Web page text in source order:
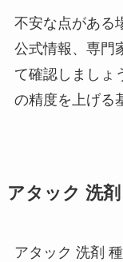
不安な点がある
公式情報、専門
て確認しましょ
の精度を上げる
アタック 洗
アタック 洗剤